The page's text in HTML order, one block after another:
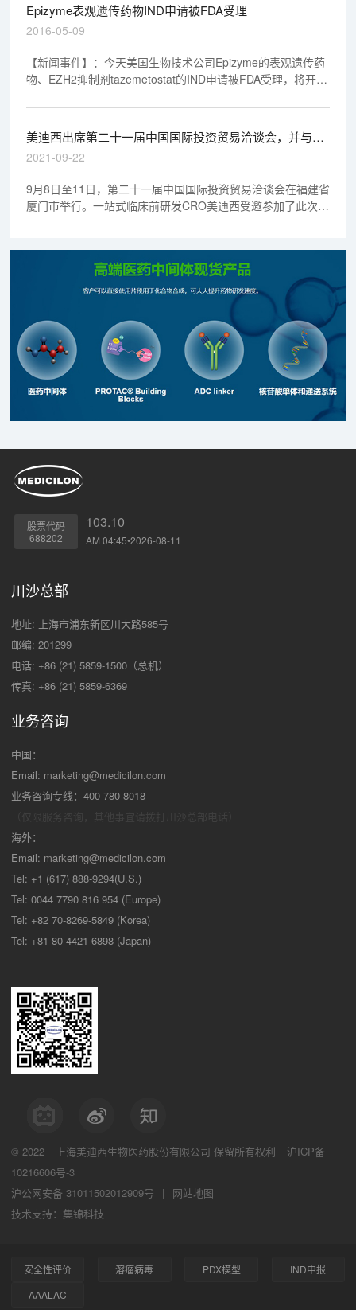
Epizyme表观遗传药物IND申请被FDA受理
2016-05-09
【新闻事件】：今天美国生物技术公司Epizyme的表观遗传药
物、EZH2抑制剂tazemetostat的IND申请被FDA受理，将开始
美迪西出席第二十一届中国国际投资贸易洽谈会，并与宝
太生物签署战略合作协议
2021-09-22
9月8日至11日，第二十一届中国国际投资贸易洽谈会在福建省
厦门市举行。一站式临床前研发CRO美迪西受邀参加了此次会
股票代码
688202
103.10
AM 04:45•2026-08-11
川沙总部
地址: 上海市浦东新区川大路585号
邮编: 201299
电话: +86 (21) 5859-1500（总机）
传真: +86 (21) 5859-6369
业务咨询
中国：
Email: marketing@medicilon.com
业务咨询专线：400-780-8018
海外：
Email: marketing@medicilon.com
Tel: +1 (617) 888-9294(U.S.)
Tel: 0044 7790 816 954 (Europe)
Tel: +82 70-8269-5849 (Korea)
Tel: +81 80-4421-6898 (Japan)
© 2022 上海美迪西生物医药股份有限公司 保留所有权利
沪ICP备
10216606号-3
沪公网安备 31011502012909号
|
网站地图
技术支持：集锦科技
安全性评价 溶瘤病毒 PDX模型
IND申报
AAALAC